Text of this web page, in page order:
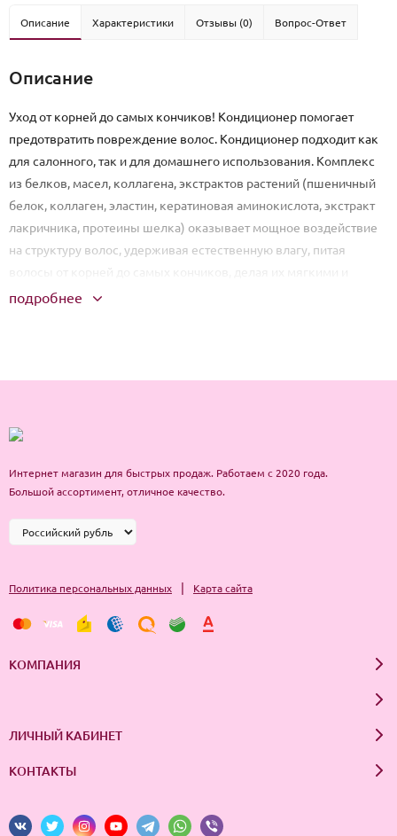
Описание Характеристики Отзывы (0) Вопрос-Ответ
Описание
Уход от корней до самых кончиков! Кондиционер помогает
предотвратить повреждение волос. Кондиционер подходит как
для салонного, так и для домашнего использования. Комплекс
из белков, масел, коллагена, экстрактов растений (пшеничный
белок, коллаген, эластин, кератиновая аминокислота, экстракт
лакричника, протеины шелка) оказывает мощное воздействие
на структуру волос, удерживая естественную влагу, питая
эластичными. После применения волосы выглядят блестящими,
средствами этой линейки (шампуни, маски, сыворотки). Не
шампунем нанести необходимое количество кондиционера на
кончиков. Выдержать 2-5 минут, затем смыть чистой теплой
водой. Подходит для ежедневного применения. 18 мл
подробнее
Интернет магазин для быстрых продаж. Работаем с 2020 года.
Большой ассортимент, отличное качество.
Политика персональных данных | Карта сайта
КОМПАНИЯ
ЛИЧНЫЙ КАБИНЕТ
КОНТАКТЫ